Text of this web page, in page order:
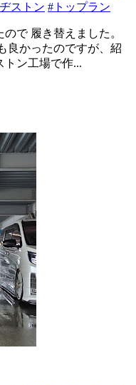
ストン #トップラン
で 履き替えました。
良かったのですが、紹
トン工場で作...